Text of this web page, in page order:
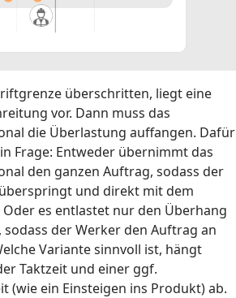
überschritten, liegt eine
vor. Dann muss das
die Überlastung auffangen. Dafür
Frage: Entweder übernimmt das
den ganzen Auftrag, sodass der
und direkt mit dem
es entlastet nur den Überhang
der Werker den Auftrag an
Variante sinnvoll ist, hängt
Taktzeit und einer ggf.
(wie ein Einsteigen ins Produkt) ab.